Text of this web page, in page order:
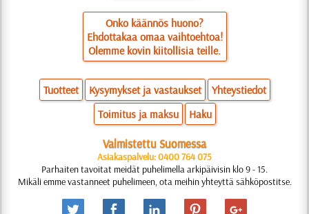
Onko käännös huono?
Ehdottakaa omaa vaihtoehtoa!
Olemme kovin kiitollisia teille.
Tuotteet Kysymykset ja vastaukset
Yhteystiedot
Toimitus ja maksu
Haku
Valmistettu Suomessa
Asiakaspalvelu: 0400 764 075
Parhaiten tavoitat meidät puhelimella arkipäivisin klo 9 - 15.
Mikäli emme vastanneet puhelimeen, ota meihin yhteyttä sähköpostitse.